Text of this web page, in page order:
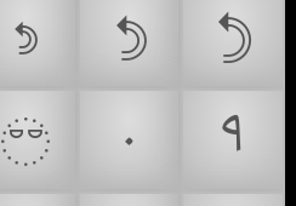
𝦌 𝦍
𝦎
𝨛 𞲮 𞴼